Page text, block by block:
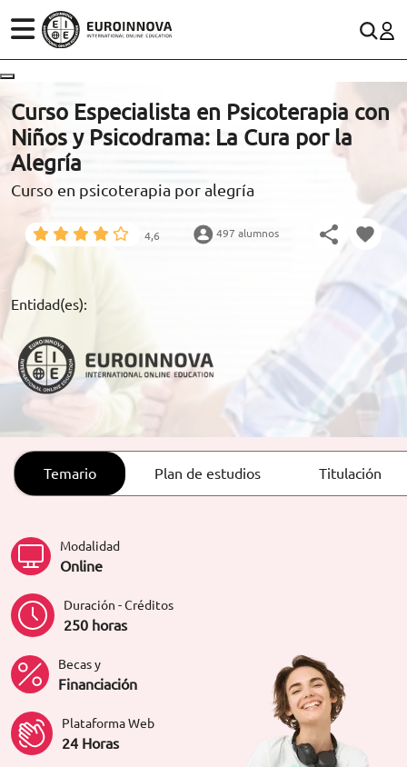
ESTUDIOS
CONOCE EUROINNOVA
BECAS Y FINANCIACIÓN
RECURSOS EDUCATIVOS
ARTÍCULOS
ORIENTACIÓN LABORAL
(+34)958 050 200(gratuito en España)
900 831 200
formacion@euroinnova.com
TRABAJA CON NOSOTROS
Curso Especialista en Psicoterapia con
Niños y Psicodrama: La Cura por la
Alegría
Curso en psicoterapia por alegría
4,6 497 alumnos
Entidad(es):
Temario Plan de estudios Titulación
Modalidad
Online
Duración - Créditos
250 horas
Becas y
Financiación
Plataforma Web
24 Horas